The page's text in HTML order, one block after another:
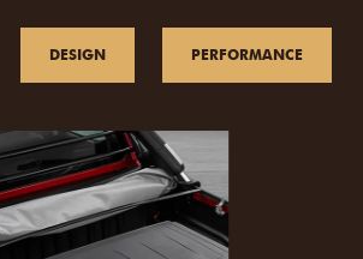
DESIGN PERFORMANCE